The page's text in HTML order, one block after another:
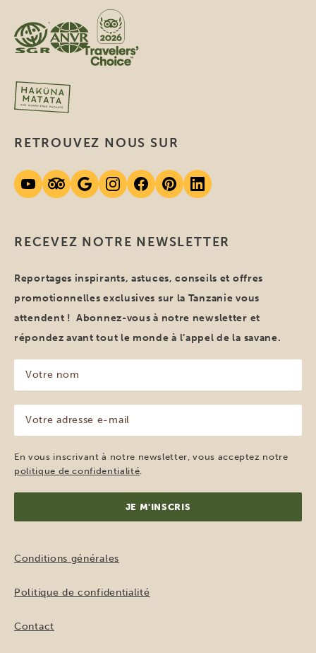
RECEVEZ NOTRE NEWSLETTER
Reportages inspirants, astuces, conseils et offres
promotionnelles exclusives sur la Tanzanie vous
attendent ! Abonnez-vous à notre newsletter et
répondez avant tout le monde à l’appel de la savane.
nom
(Nécessaire)
adresse
e-
mail
(Nécessaire)
En vous inscrivant à notre newsletter, vous acceptez notre
politique de confidentialité
RETROUVEZ NOUS SUR
Conditions générales
Politique de confidentialité
Contact